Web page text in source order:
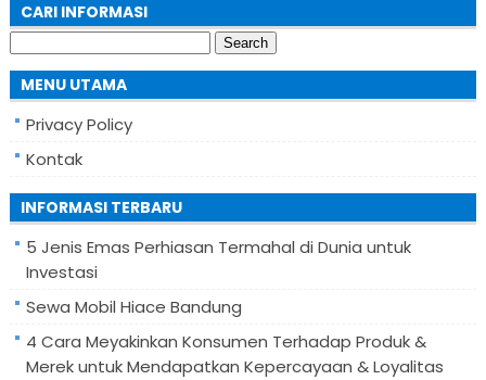
CARI INFORMASI
for:
MENU UTAMA
Privacy Policy
Kontak
INFORMASI TERBARU
5 Jenis Emas Perhiasan Termahal di Dunia untuk
Investasi
Sewa Mobil Hiace Bandung
4 Cara Meyakinkan Konsumen Terhadap Produk &
Merek untuk Mendapatkan Kepercayaan & Loyalitas